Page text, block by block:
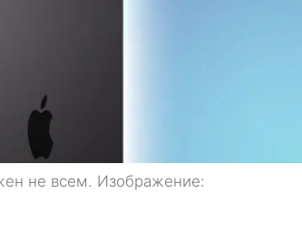
не всем. Изображение: